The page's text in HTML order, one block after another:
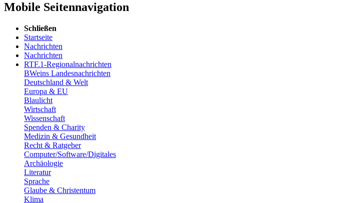
Mobile Seitennavigation
Schließen
Startseite
Nachrichten
Nachrichten
RTF.1-Regionalnachrichten
BWeins Landesnachrichten
Deutschland & Welt
Europa & EU
Blaulicht
Wirtschaft
Wissenschaft
Spenden & Charity
Medizin & Gesundheit
Recht & Ratgeber
Computer/Software/Digitales
Archäologie
Literatur
Sprache
Glaube & Christentum
Klima